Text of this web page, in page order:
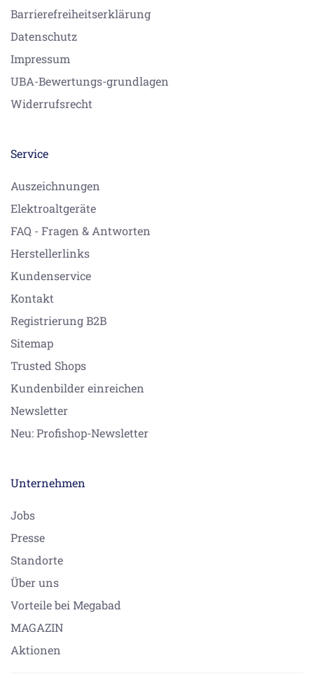
Barrierefreiheitserklärung
Datenschutz
Impressum
UBA-Bewertungs-grundlagen
Widerrufsrecht
Service
Auszeichnungen
Elektroaltgeräte
FAQ - Fragen & Antworten
Herstellerlinks
Kundenservice
Kontakt
Registrierung B2B
Sitemap
Trusted Shops
Kundenbilder einreichen
Newsletter
Neu: Profishop-Newsletter
Unternehmen
Jobs
Presse
Standorte
Über uns
Vorteile bei Megabad
MAGAZIN
Aktionen